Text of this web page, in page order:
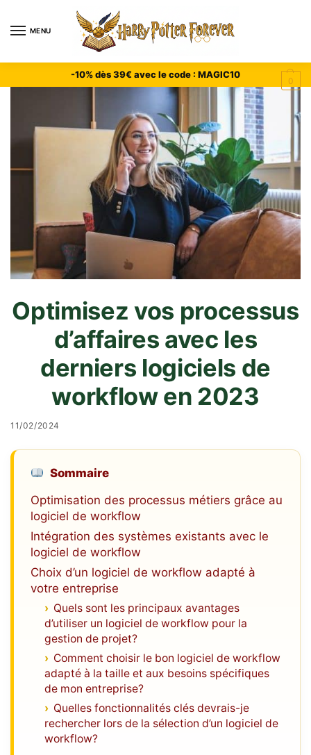
MENU
0
-10% dès 39€ avec le code : MAGIC10
Optimisez vos processus
d’affaires avec les
derniers logiciels de
workflow en 2023
11/02/2024
Sommaire
Optimisation des processus métiers grâce au
logiciel de workflow
Intégration des systèmes existants avec le
logiciel de workflow
Choix d’un logiciel de workflow adapté à
votre entreprise
Quels sont les principaux avantages
d’utiliser un logiciel de workflow pour la
gestion de projet?
Comment choisir le bon logiciel de workflow
adapté à la taille et aux besoins spécifiques
de mon entreprise?
Quelles fonctionnalités clés devrais-je
rechercher lors de la sélection d’un logiciel de
workflow?